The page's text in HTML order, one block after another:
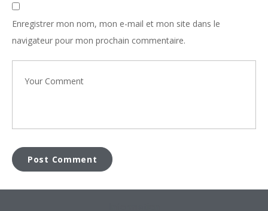
Enregistrer mon nom, mon e-mail et mon site dans le
navigateur pour mon prochain commentaire.